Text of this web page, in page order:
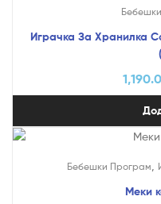
Играчка За Хранилка
Бебешки Програм
Меки